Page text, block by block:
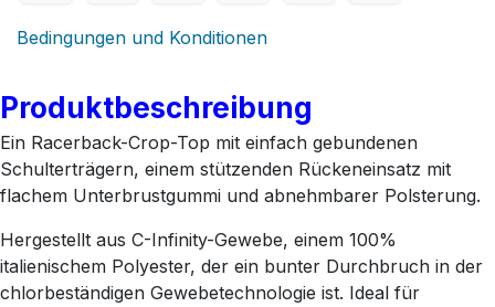
Bedingungen und Konditionen
Produktbeschreibung
Ein Racerback-Crop-Top mit einfach gebundenen
Schulterträgern, einem stützenden Rückeneinsatz mit
flachem Unterbrustgummi und abnehmbarer Polsterung.
Hergestellt aus C-Infinity-Gewebe, einem 100%
italienischem Polyester, der ein bunter Durchbruch in der
chlorbeständigen Gewebetechnologie ist. Ideal für